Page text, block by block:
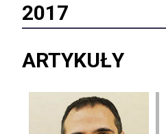
2017
ARTYKUŁY